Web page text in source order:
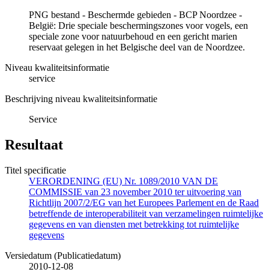
PNG bestand - Beschermde gebieden - BCP Noordzee -
België: Drie speciale beschermingszones voor vogels, een
speciale zone voor natuurbehoud en een gericht marien
reservaat gelegen in het Belgische deel van de Noordzee.
Niveau kwaliteitsinformatie
service
Beschrijving niveau kwaliteitsinformatie
Service
Resultaat
Titel specificatie
VERORDENING (EU) Nr. 1089/2010 VAN DE
COMMISSIE van 23 november 2010 ter uitvoering van
Richtlijn 2007/2/EG van het Europees Parlement en de Raad
betreffende de interoperabiliteit van verzamelingen ruimtelijke
gegevens en van diensten met betrekking tot ruimtelijke
gegevens
Versiedatum (Publicatiedatum)
2010-12-08